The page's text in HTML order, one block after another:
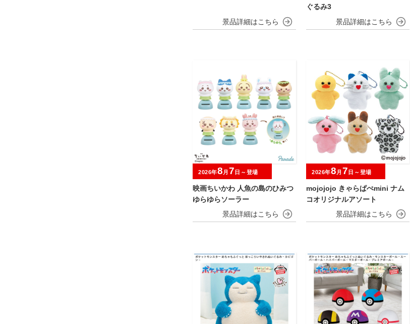
ぐるみ3
映画ちいかわ 人魚の島のひみつ
ゆらゆらソーラー
2026年8 月 7 日～登場
mojojojo きゃらぱぺmini ナム
コオリジナルアソート
2026年8 月 7 日～登場